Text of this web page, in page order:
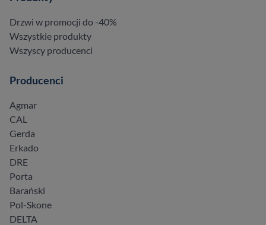
Drzwi w promocji do -40%
Wszystkie produkty
Wszyscy producenci
Producenci
Agmar
CAL
Gerda
Erkado
DRE
Porta
Barański
Pol-Skone
DELTA